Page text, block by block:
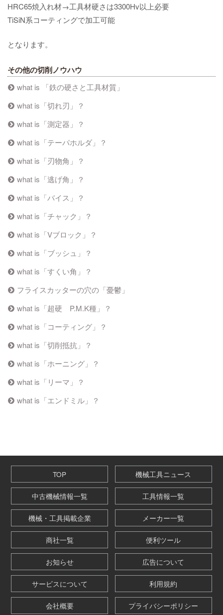
HRC65焼入れ材→工具材硬さは3300Hv以上必要
TiSiN系コーティングで加工可能
となります。
その他の切削ノウハウ
what is 「鉄の硬さと工具材質」
what is「切れ刃」？
what is「測定器」？
what is「テーパホルダ」？
what is「刃物角」？
what is「逃げ角」？
what is「バイス」？
what is「チャック」？
what is「Vブロック」？
what is「ブッシュ」？
what is「すくい角」？
フライスカッターの穴の「憂鬱」
what is「超硬 P.M.K種」？
what is「コーティング」？
what is「切削抵抗」？
what is「ホーニング」？
what is「リーマ」？
what is「エンドミル」？
TOP 機械工具ニュース
中古機械情報一覧 工具情報一覧
機械・工具掲載企業 メーカー一覧
商社一覧 便利ツール
お知らせ 広告について
サービスについて 利用規約
会社概要 プライバシーポリシー